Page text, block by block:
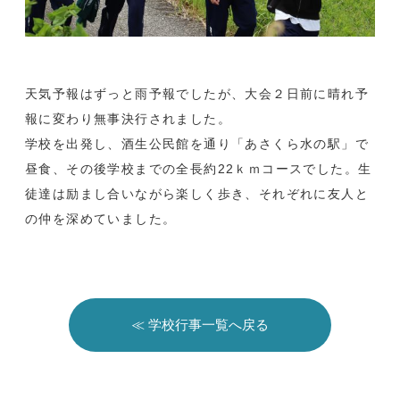
天気予報はずっと雨予報でしたが、大会２日前に晴れ予
報に変わり無事決行されました。
学校を出発し、酒生公民館を通り「あさくら水の駅」で
昼食、その後学校までの全長約22ｋｍコースでした。生
徒達は励まし合いながら楽しく歩き、それぞれに友人と
の仲を深めていました。
≪ 学校行事一覧へ戻る